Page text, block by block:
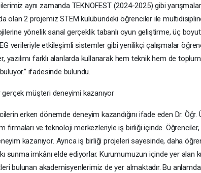
aynı zamanda TEKNOFEST (2024-2025) gibi
olan 2 projemiz STEM kulübündeki öğrenciler ile
yönelik sanal gerçeklik tabanlı oyun geliştirme, üç
verileriyle etkileşimli sistemler gibi yenilikçi çalışmalar
yazılımı farklı alanlarda kullanarak hem teknik hem de
ifadesinde bulundu.
müşteri deneyimi kazanıyor
erken dönemde deneyim kazandığını ifade eden Dr. Öğr.
firmaları ve teknoloji merkezleriyle iş birliği içinde.
kazanıyor. Ayrıca iş birliği projeleri sayesinde, daha
sunma imkânı elde ediyorlar. Kurumumuzun içinde yer alan
bulunan akademisyenlerimiz de yer almaktadır. Bu